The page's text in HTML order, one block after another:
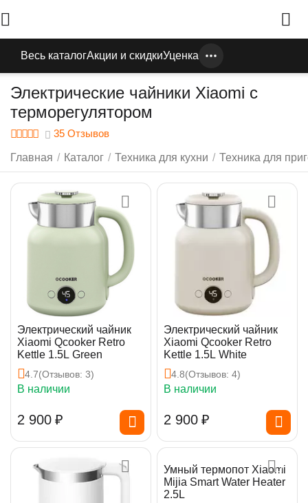
Весь каталогАкции и скидкиУценка
Электрические чайники Xiaomi с
терморегулятором
35 Отзывов
Главная / Каталог / Техника для кухни / Техника для
Электрический чайник
Xiaomi Qcooker Retro
Kettle 1.5L Green
4.7(Отзывов: 3)
В наличии
2 900 ₽
Электрический чайник
Xiaomi Qcooker Retro
Kettle 1.5L White
4.8(Отзывов: 4)
В наличии
2 900 ₽
Умный термопот Xiaomi
Mijia Smart Water Heater
2.5L